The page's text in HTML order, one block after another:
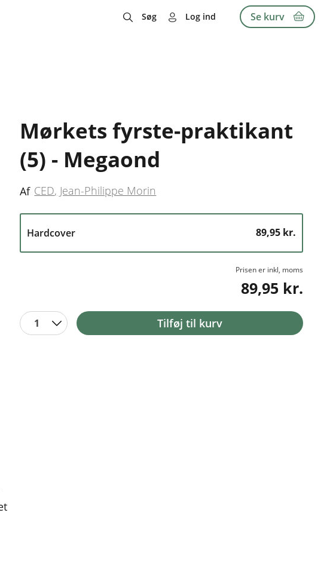
Søg Log ind Se kurv
Mørkets fyrste-praktikant
(5) - Megaond
Af CED Jean-Philippe Morin
Hardcover 89,95 kr.
Prisen er inkl, moms
89,95 kr.
1 Tilføj til kurv